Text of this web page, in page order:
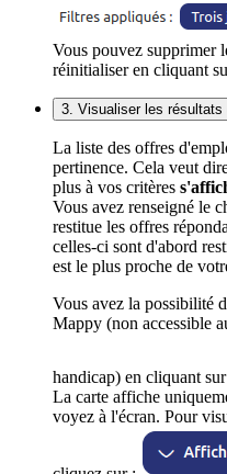
Vous pouvez supprimer
réinitialiser en cliquant
3. Visualiser les résultats
La liste des offres
pertinence. Cela veut
plus à vos critères
Vous avez renseigné le
restitue les offres
celles-ci sont d'abord
est le plus proche de
Vous avez la possibilité
Mappy (non accessible
handicap) en cliquant
La carte affiche
voyez à l'écran. Pour